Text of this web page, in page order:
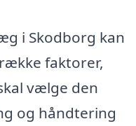
i Skodborg kan
faktorer,
vælge den
og håndtering